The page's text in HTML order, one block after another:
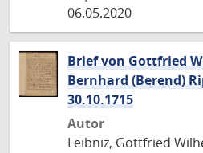
06.05.2020
Brief von Gottfried
Bernhard (Berend)
30.10.1715
Autor
Leibniz, Gottfried